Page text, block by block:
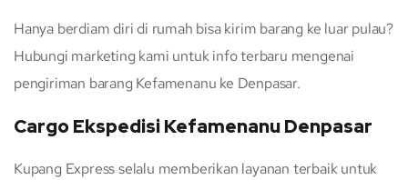
Hanya berdiam diri di rumah bisa kirim barang ke luar pulau?
Hubungi marketing kami untuk info terbaru mengenai
pengiriman barang Kefamenanu ke Denpasar.
Cargo Ekspedisi Kefamenanu Denpasar
Kupang Express selalu memberikan layanan terbaik untuk